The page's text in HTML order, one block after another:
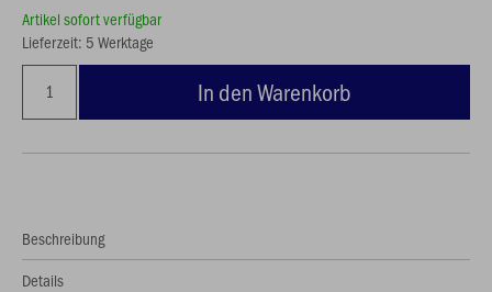
Artikel sofort verfügbar
Lieferzeit: 5 Werktage
In den Warenkorb
Beschreibung
Details